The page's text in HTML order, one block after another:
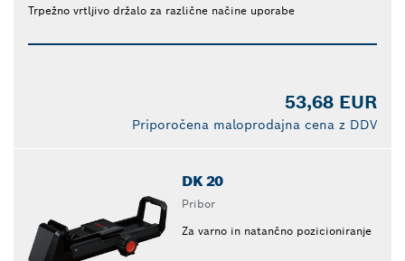
Trpežno vrtljivo držalo za različne načine uporabe
53,68 EUR
Priporočena maloprodajna cena z DDV
DK 20
Pribor
Za varno in natančno pozicioniranje